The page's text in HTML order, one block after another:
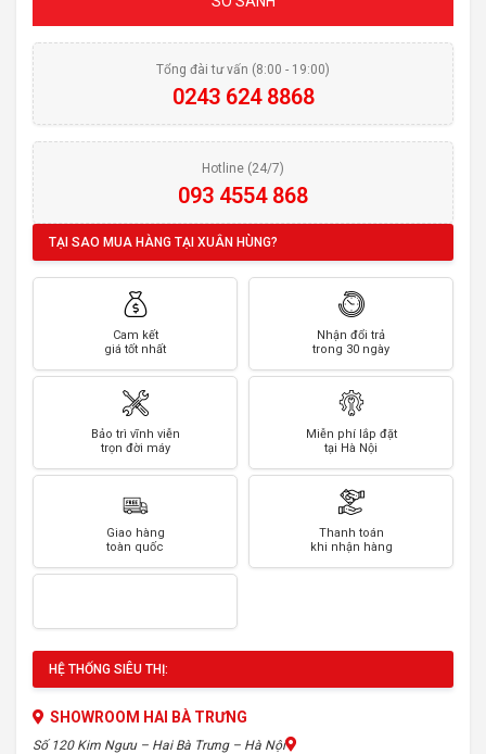
Tổng đài tư vấn (8:00 - 19:00)
0243 624 8868
Hotline (24/7)
093 4554 868
TẠI SAO MUA HÀNG TẠI XUÂN HÙNG?
Cam kết
giá tốt nhất
Nhận đổi trả
trong 30 ngày
Bảo trì vĩnh viễn
trọn đời máy
Miễn phí lắp đặt
tại Hà Nội
Giao hàng
toàn quốc
Thanh toán
khi nhận hàng
HỆ THỐNG SIÊU THỊ:
SHOWROOM HAI BÀ TRƯNG
Số 120 Kim Ngưu – Hai Bà Trưng – Hà Nội